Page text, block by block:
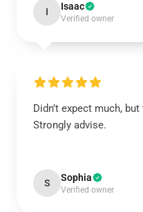
I Isaac
Verified owner
Didn’t expect much,
Strongly advise.
S Sophia
Verified owner